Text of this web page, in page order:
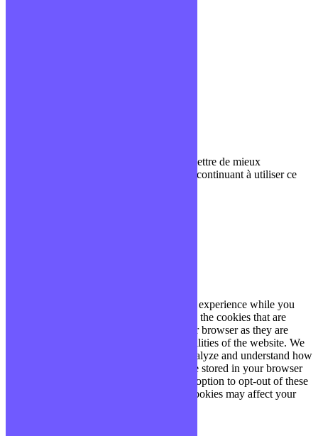
Nous utilisons des cookies pour nous permettre de mieux
comprendre comment le site est utilisé. En continuant à utiliser ce
This website uses cookies to improve your experience while you
navigate through the website. Out of these, the cookies that are
categorized as necessary are stored on your browser as they are
essential for the working of basic functionalities of the website. We
also use third-party cookies that help us analyze and understand how
you use this website. These cookies will be stored in your browser
only with your consent. You also have the option to opt-out of these
cookies. But opting out of some of these cookies may affect your